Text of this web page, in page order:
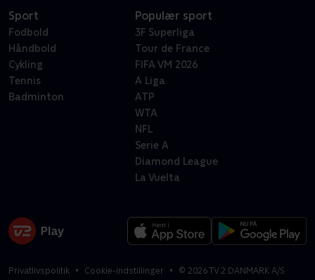
Sport
Fodbold
Håndbold
Cykling
Tennis
Badminton
Populær sport
3F Superliga
Tour de France
FIFA VM 2026
A Liga
ATP
WTA
NFL
Serie A
Diamond League
La Vuelta
Privatlivspolitik Cookie-indstillinger © 2026TV 2 DANMARK A/S